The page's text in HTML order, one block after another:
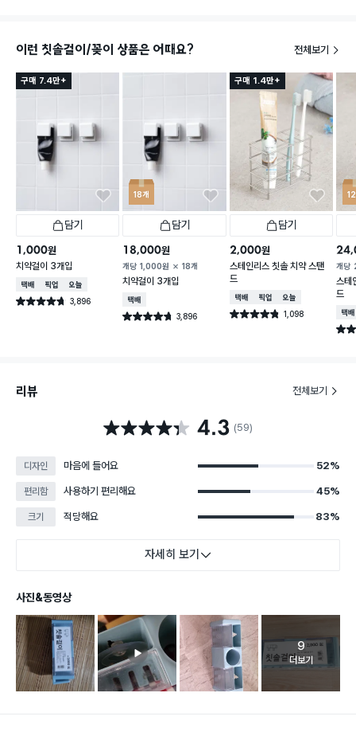
이런 칫솔걸이/꽂이 상품은 어때요? 전체보기
구매 7.4만+
담기
1,000원
치약걸이 3개입
택배배송매장픽업오늘배송
별점 4.7점 3,896
건 작성
18개
담기
18,000원
개당 1,000원 18개
치약걸이 3개입
택배배송
별점 4.7점 3,896
건 작성
구매 1.4만+
담기
2,000원
스테인리스 칫솔 치약 스탠
드
택배배송매장픽업오늘배송
별점 4.8점 1,098
건 작성
개당
스테
드
택배
별점
리뷰 전체보기
별점 4.3점 4.3 (59)
디자인 마음에 들어요 52%
편리함 사용하기 편리해요 45%
크기 적당해요 83%
자세히 보기
사진&동영상
고객 리뷰
9
더보기